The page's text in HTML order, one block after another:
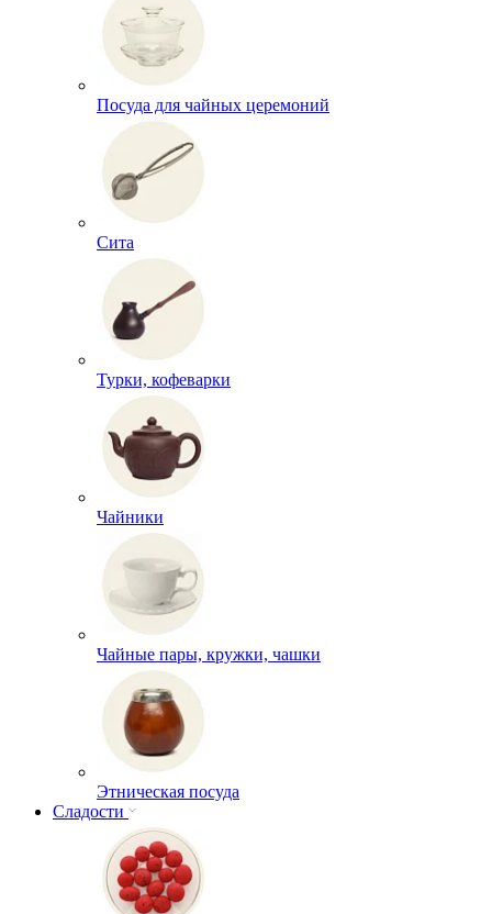
Посуда для чайных церемоний
Сита
Турки, кофеварки
Чайники
Чайные пары, кружки, чашки
Этническая посуда
Сладости